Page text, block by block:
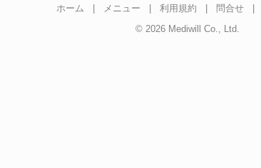
ホーム メニュー 利用規約 問合せ
© 2026 Mediwill Co., Ltd.